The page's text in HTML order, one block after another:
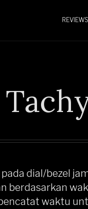
REVIEWS
dial/bezel
berdasarkan
waktu